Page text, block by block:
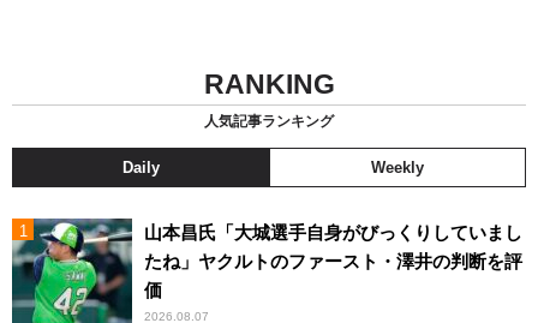
RANKING
人気記事ランキング
Daily Weekly
山本昌氏「大城選手自身がびっくりしていまし
たね」ヤクルトのファースト・澤井の判断を評
価
2026.08.07